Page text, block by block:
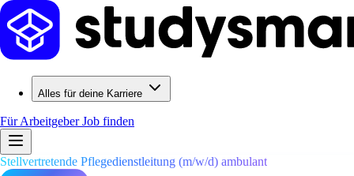
Alles für deine Karriere
Für ArbeitgeberJob finden
Stellvertretende Pflegedienstleitung (m/w/d) ambulant